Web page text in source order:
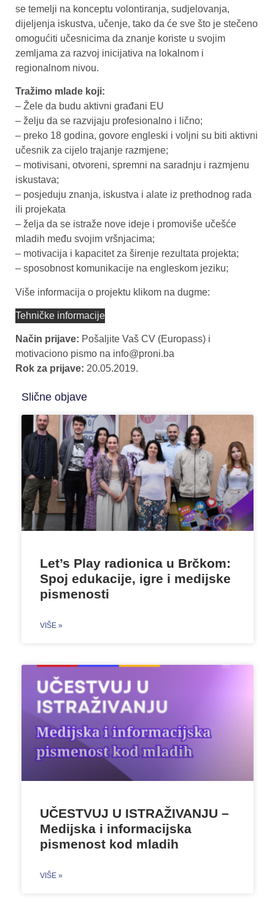
se temelji na konceptu volontiranja, sudjelovanja,
dijeljenja iskustva, učenje, tako da će sve što je stečeno
omogućiti učesnicima da znanje koriste u svojim
zemljama za razvoj inicijativa na lokalnom i
regionalnom nivou.
Tražimo mlade koji:
– Žele da budu aktivni građani EU
– želju da se razvijaju profesionalno i lično;
– preko 18 godina, govore engleski i voljni su biti aktivni
učesnik za cijelo trajanje razmjene;
– motivisani, otvoreni, spremni na saradnju i razmjenu
iskustava;
– posjeduju znanja, iskustva i alate iz prethodnog rada
ili projekata
– želja da se istraže nove ideje i promoviše učešće
mladih među svojim vršnjacima;
– motivacija i kapacitet za širenje rezultata projekta;
– sposobnost komunikacije na engleskom jeziku;
Više informacija o projektu klikom na dugme:
Tehničke informacije
Način prijave: Pošaljite Vaš CV (Europass) i
motivaciono pismo na info@proni.ba
Rok za prijave: 20.05.2019.
Slične objave
Let’s Play radionica u Brčkom:
Spoj edukacije, igre i medijske
pismenosti
VIŠE »
UČESTVUJ U ISTRAŽIVANJU –
Medijska i informacijska
pismenost kod mladih
VIŠE »